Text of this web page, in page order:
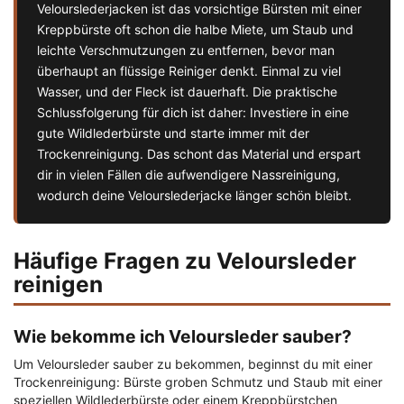
Velourslederjacken ist das vorsichtige Bürsten mit einer
Kreppbürste oft schon die halbe Miete, um Staub und
leichte Verschmutzungen zu entfernen, bevor man
überhaupt an flüssige Reiniger denkt. Einmal zu viel
Wasser, und der Fleck ist dauerhaft. Die praktische
Schlussfolgerung für dich ist daher: Investiere in eine
gute Wildlederbürste und starte immer mit der
Trockenreinigung. Das schont das Material und erspart
dir in vielen Fällen die aufwendigere Nassreinigung,
wodurch deine Velourslederjacke länger schön bleibt.
Häufige Fragen zu Veloursleder
reinigen
Wie bekomme ich Veloursleder sauber?
Um Veloursleder sauber zu bekommen, beginnst du mit einer
Trockenreinigung: Bürste groben Schmutz und Staub mit einer
speziellen Wildlederbürste oder einem Kreppbürstchen